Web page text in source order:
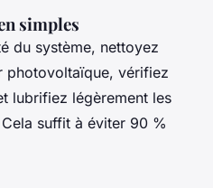
simples
du système, nettoyez
photovoltaïque, vérifiez
lubrifiez légèrement les
suffit à éviter 90 %